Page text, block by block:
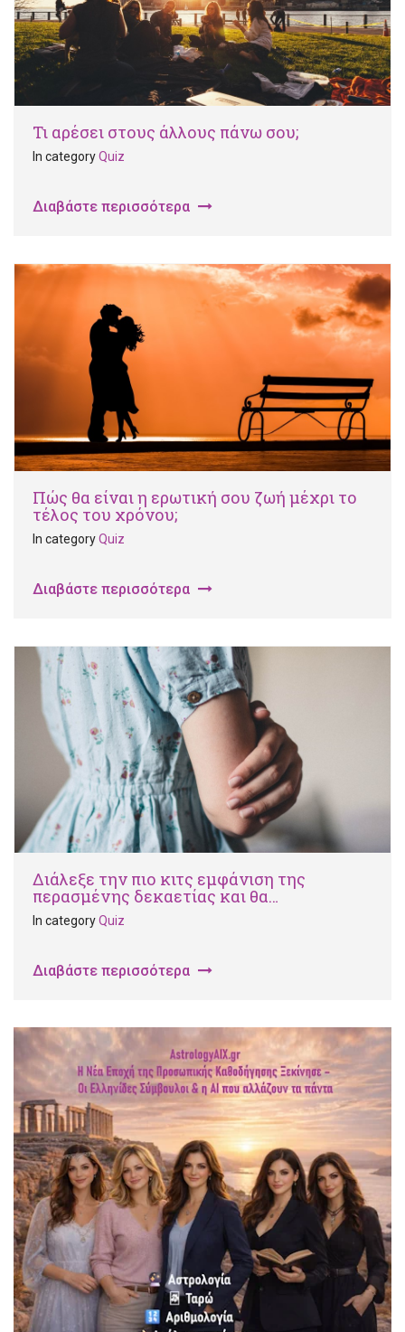
Τι αρέσει στους άλλους πάνω σου;
In categoryQuiz
Διαβάστε περισσότερα
Πώς θα είναι η ερωτική σου ζωή μέχρι το
τέλος του χρόνου;
In categoryQuiz
Διαβάστε περισσότερα
Διάλεξε την πιο κιτς εμφάνιση της
περασμένης δεκαετίας και θα…
In categoryQuiz
Διαβάστε περισσότερα